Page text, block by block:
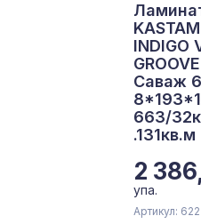
INDIGO
Саваж
663/
.131кв.м
2
упа.
Артикул: 622